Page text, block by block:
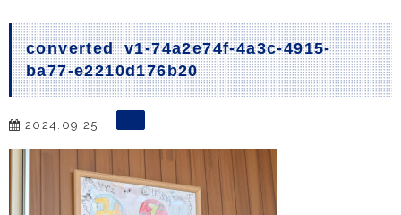
converted_v1-74a2e74f-4a3c-4915-
ba77-e2210d176b20
2024.09.25